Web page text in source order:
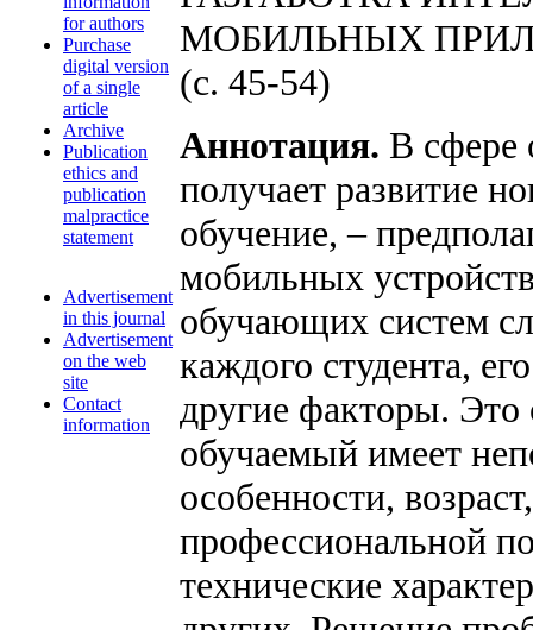
for authors
Purchase
digital version
of a single
article
Archive
Publication
ethics and
publication
malpractice
statement
Advertisement
in this journal
Advertisement
on the web
site
Contact
information
МОБИЛЬНЫХ
(с. 45-54)
Аннотация. В сфере
получает развитие
обучение, –
мобильных
обучающих систем
каждого студента,
другие факторы.
обучаемый имеет
особенности,
профессиональной
технические